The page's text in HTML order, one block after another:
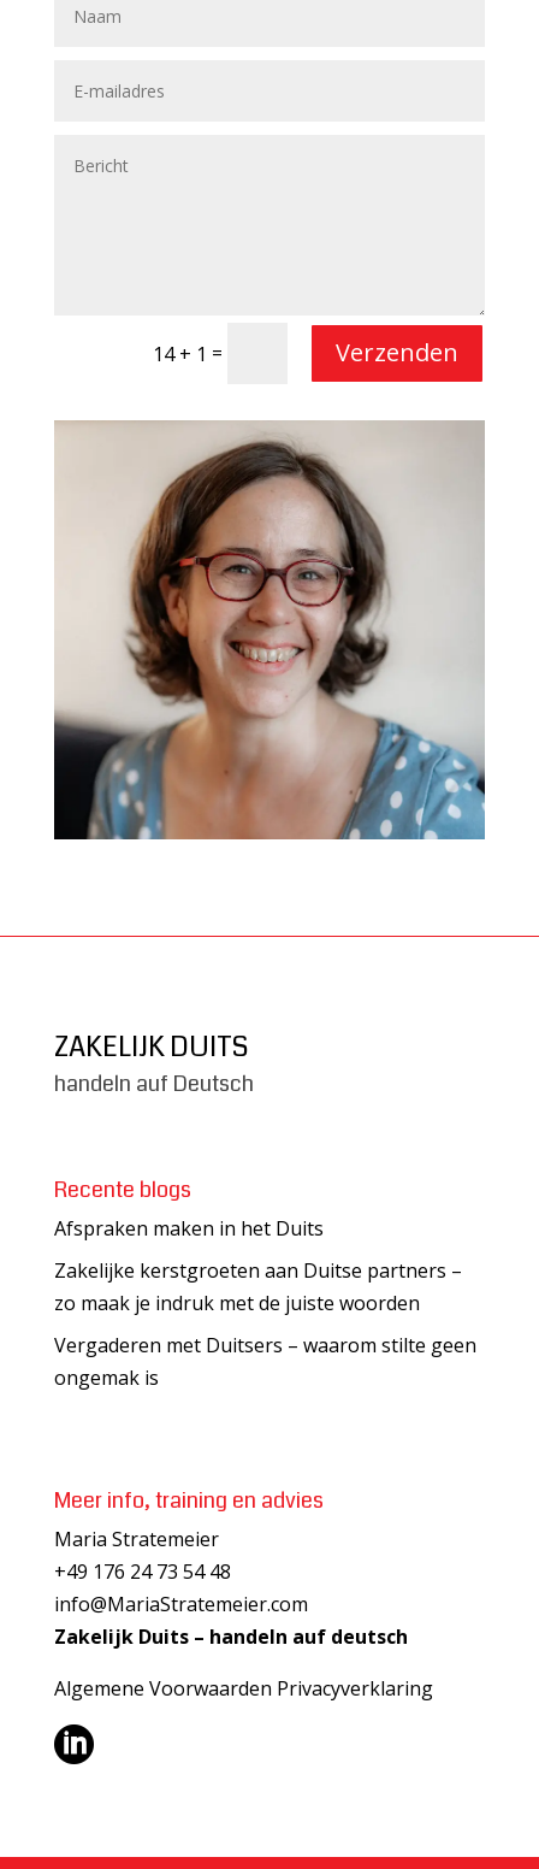
14 + 1 = Verzenden
ZAKELIJK DUITS
handeln auf Deutsch
Recente blogs
Afspraken maken in het Duits
Zakelijke kerstgroeten aan Duitse partners –
zo maak je indruk met de juiste woorden
Vergaderen met Duitsers – waarom stilte geen
ongemak is
Meer info, training en advies
Maria Stratemeier
+49 176 24 73 54 48
info@MariaStratemeier.com
Zakelijk Duits – handeln auf deutsch
Algemene Voorwaarden Privacyverklaring
